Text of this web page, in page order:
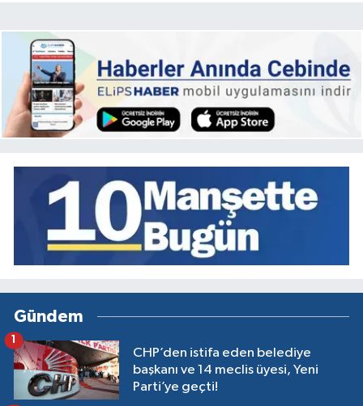
Gündem
CHP’den istifa eden belediye
başkanı ve 14 meclis üyesi, Yeni
Parti’ye geçti!
1